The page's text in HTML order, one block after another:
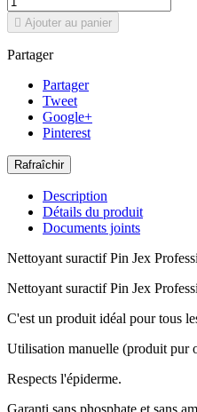
 Ajouter au panier
Partager
Partager
Tweet
Google+
Pinterest
Description
Détails du produit
Documents joints
Nettoyant suractif Pin Jex
Nettoyant suractif Pin Jex
C'est un produit idéal pour tous
Utilisation manuelle (produit pur
Respects l'épiderme.